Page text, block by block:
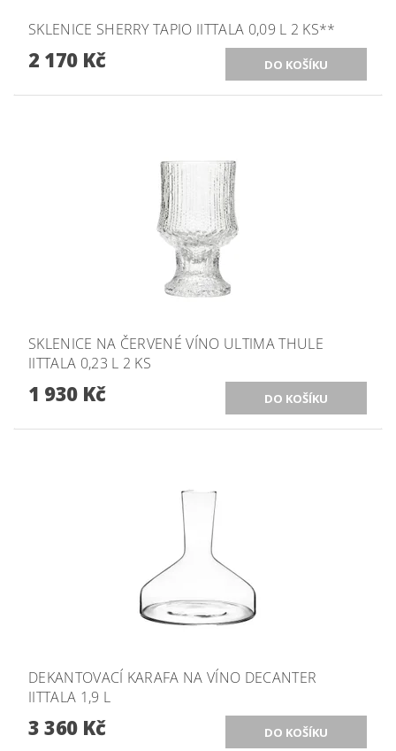
SKLENICE SHERRY TAPIO IITTALA 0,09 L 2 KS**
2 170 Kč
SKLENICE NA ČERVENÉ VÍNO ULTIMA THULE
IITTALA 0,23 L 2 KS
1 930 Kč
DEKANTOVACÍ KARAFA NA VÍNO DECANTER
IITTALA 1,9 L
3 360 Kč